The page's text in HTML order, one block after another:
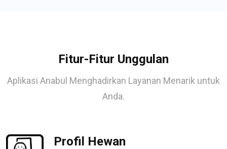
Fitur-Fitur Unggulan
Aplikasi Anabul Menghadirkan Layanan Menarik untuk
Anda.
Profil Hewan